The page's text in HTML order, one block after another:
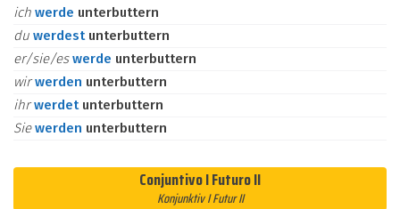
ich werde unterbuttern
du werdest unterbuttern
er/sie/eswerde unterbuttern
wirwerden unterbuttern
ihrwerdet unterbuttern
Siewerden unterbuttern
Conjuntivo I Futuro II
Konjunktiv I Futur II